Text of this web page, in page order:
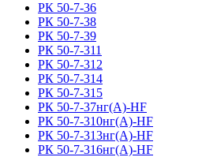
РК 50-7-36
РК 50-7-38
РК 50-7-39
РК 50-7-311
РК 50-7-312
РК 50-7-314
РК 50-7-315
РК 50-7-37нг(A)-HF
РК 50-7-310нг(A)-HF
РК 50-7-313нг(A)-HF
РК 50-7-316нг(A)-HF